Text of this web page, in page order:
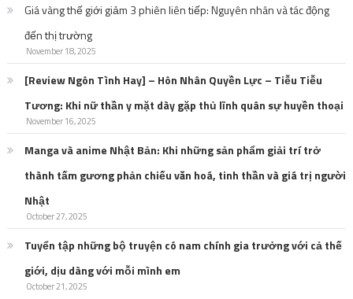
Giá vàng thế giới giảm 3 phiên liên tiếp: Nguyên nhân và tác động
đến thị trường
November 18, 2025
[Review Ngôn Tình Hay] – Hôn Nhân Quyền Lực – Tiễu Tiễu
Tương: Khi nữ thần y mặt dày gặp thủ lĩnh quân sự huyền thoại
November 16, 2025
Manga và anime Nhật Bản: Khi những sản phẩm giải trí trở
thành tấm gương phản chiếu văn hoá, tinh thần và giá trị người
Nhật
October 27, 2025
Tuyển tập những bộ truyện có nam chính gia trưởng với cả thế
giới, dịu dàng với mỗi mình em
October 21, 2025